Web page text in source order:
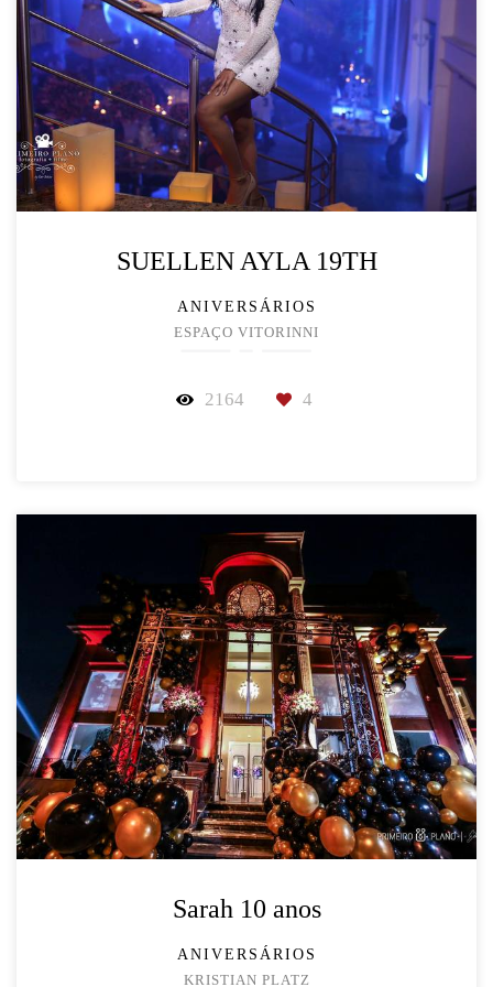
SUELLEN AYLA 19TH
ANIVERSÁRIOS
ESPAÇO VITORINNI
2164 4
Sarah 10 anos
ANIVERSÁRIOS
KRISTIAN PLATZ